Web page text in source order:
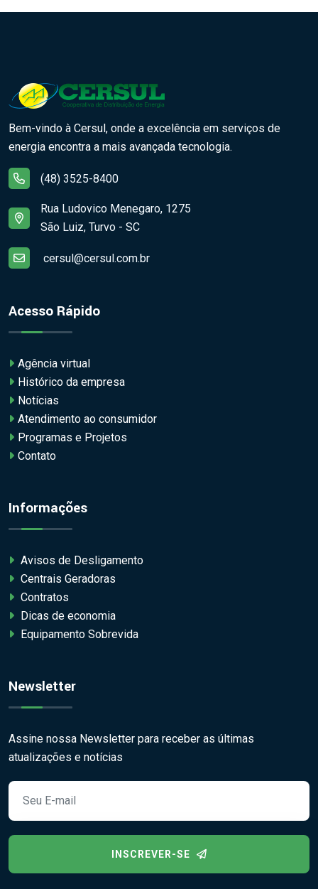
Bem-vindo à Cersul, onde a excelência em serviços de
energia encontra a mais avançada tecnologia.
(48) 3525-8400
Rua Ludovico Menegaro, 1275
São Luiz, Turvo - SC
cersul@cersul.com.br
Acesso Rápido
Agência virtual
Histórico da empresa
Notícias
Atendimento ao consumidor
Programas e Projetos
Contato
Informações
Avisos de Desligamento
Centrais Geradoras
Contratos
Dicas de economia
Equipamento Sobrevida
Newsletter
Assine nossa Newsletter para receber as últimas
atualizações e notícias
INSCREVER-SE